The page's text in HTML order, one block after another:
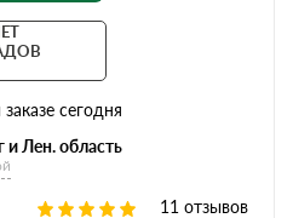
сегодня
и Лен. область
11 отзывов